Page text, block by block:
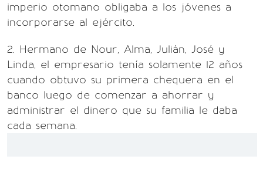
imperio otomano obligaba a los jóvenes a
incorporarse al ejército.
2. Hermano de Nour, Alma, Julián, José y
Linda, el empresario tenía solamente 12 años
cuando obtuvo su primera chequera en el
banco luego de comenzar a ahorrar y
administrar el dinero que su familia le daba
cada semana.